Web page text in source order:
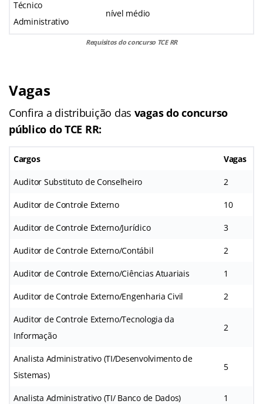
Técnico
Administrativo
nível médio
Requisitos do concurso TCE RR
Vagas
Confira a distribuição das vagas do concurso
público do TCE RR:
Cargos Vagas
Auditor Substituto de Conselheiro 2
Auditor de Controle Externo 10
Auditor de Controle Externo/Jurídico 3
Auditor de Controle Externo/Contábil 2
Auditor de Controle Externo/Ciências Atuariais 1
Auditor de Controle Externo/Engenharia Civil 2
Auditor de Controle Externo/Tecnologia da
Informação
2
Analista Administrativo (TI/Desenvolvimento de
Sistemas)
5
Analista Administrativo (TI/ Banco de Dados) 1